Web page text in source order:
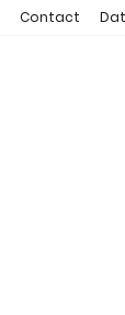
Contact